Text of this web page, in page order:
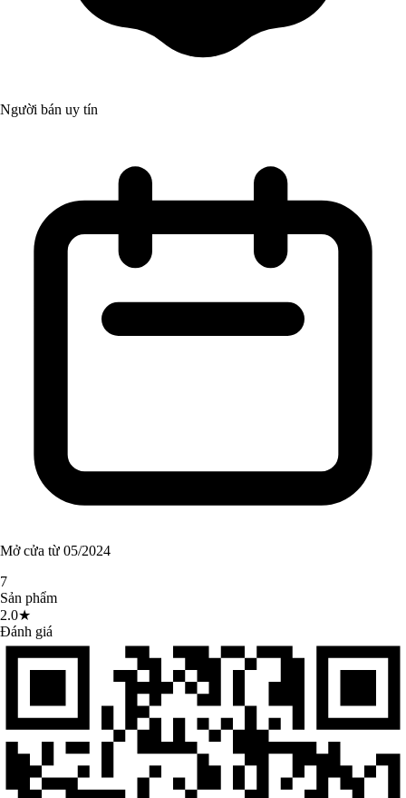
Người bán uy tín
Mở cửa từ 05/2024
7
Sản phẩm
2.0★
Đánh giá